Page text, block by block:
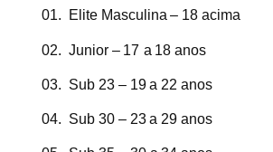
01. Elite Masculina – 18 acima
02. Junior – 17 a 18 anos
03. Sub 23 – 19 a 22 anos
04. Sub 30 – 23 a 29 anos